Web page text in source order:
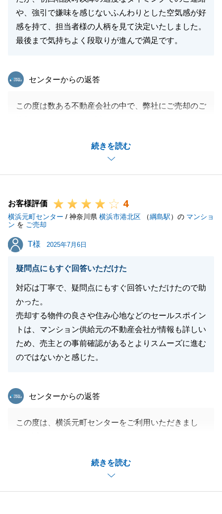
や、強引で嫌味を感じないふんわりとした空気感が好
感を持て、担当者様の人柄を見て決定いたしました。
最後まで気持ちよく段取りが進んで満足です。
続きを読む
東急リバブル
センターからの返答
この度は数ある不動産会社の中で、弊社にご売却のご
ため驚かれたこともあったかと思いますが、お喜びい
また何か不動産についてお困りのことがございました
お客様評価 4
横浜元町センター / 神奈川県 横浜市港北区 （綱島駅）の マンショ
ン を ご売却
T様
T様 2025年7月6日
疑問点にもすぐ回答いただけた
対応は丁寧で、疑問点にもすぐ回答いただけたので助
かった。
売却する物件の良さや住み心地などのセールスポイン
トは、マンション供給元の不動産会社が情報も詳しい
ため、売主との事前確認があるとよりスムーズに進む
のではないかと感じた。
続きを読む
東急リバブル
センターからの返答
この度は、横浜元町センターをご利用いただきまし
しっかりと事前ヒアリングすることに留意して参りま
す。